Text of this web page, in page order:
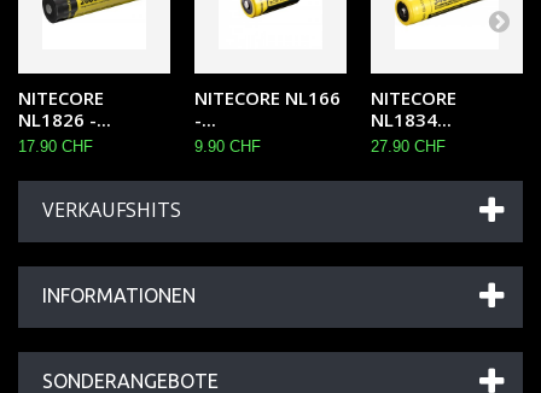
NITECORE
NL1826 -...
17.90 CHF
NITECORE NL166
-...
9.90 CHF
NITECORE
NL1834...
27.90 CHF
VERKAUFSHITS
INFORMATIONEN
SONDERANGEBOTE